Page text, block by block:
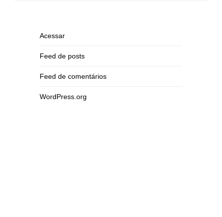
Acessar
Feed de posts
Feed de comentários
WordPress.org